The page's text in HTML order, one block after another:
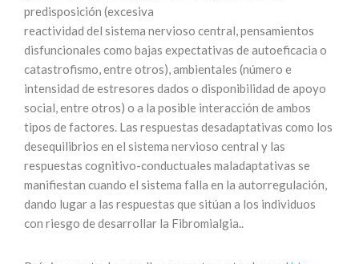
predisposición (excesiva
reactividad del sistema nervioso central, pensamientos
disfuncionales como bajas expectativas de autoeficacia o
catastrofismo, entre otros), ambientales (número e
intensidad de estresores dados o disponibilidad de apoyo
social, entre otros) o a la posible interacción de ambos
tipos de factores. Las respuestas desadaptativas como los
desequilibrios en el sistema nervioso central y las
respuestas cognitivo-conductuales maladaptativas se
manifiestan cuando el sistema falla en la autorregulación,
dando lugar a las respuestas que sitúan a los individuos
con riesgo de desarrollar la Fibromialgia..